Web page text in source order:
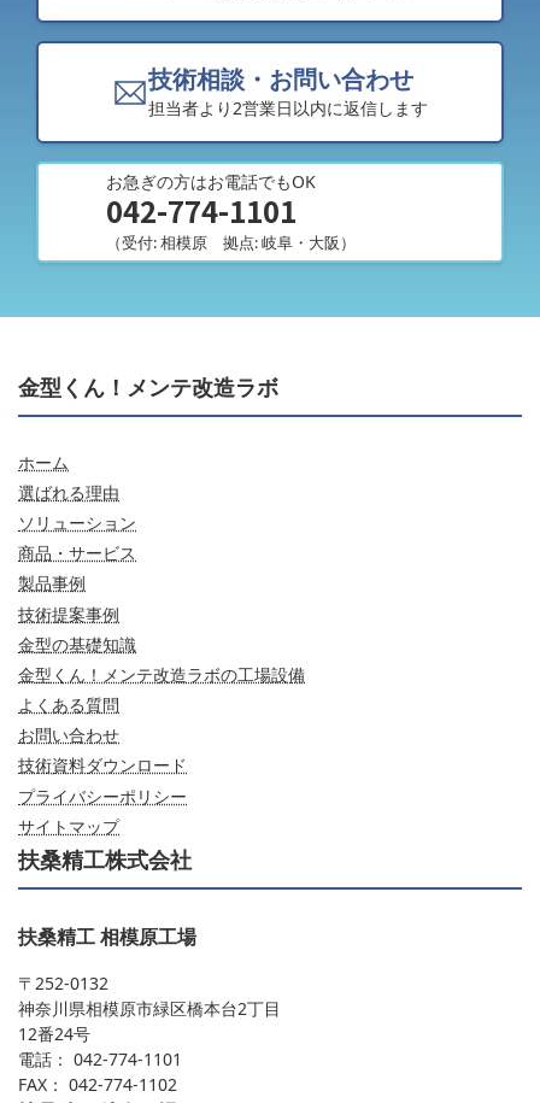
技術相談・お問い合わせ
担当者より2営業日以内に返信します
お急ぎの方はお電話でもOK
042-774-1101
（受付: 相模原 拠点: 岐阜・大阪）
金型くん！メンテ改造ラボ
ホーム
選ばれる理由
ソリューション
商品・サービス
製品事例
技術提案事例
金型の基礎知識
金型くん！メンテ改造ラボの工場設備
よくある質問
お問い合わせ
技術資料ダウンロード
プライバシーポリシー
サイトマップ
扶桑精工株式会社
扶桑精工 相模原工場
〒252-0132
神奈川県相模原市緑区橋本台2丁目
12番24号
電話： 042-774-1101
FAX： 042-774-1102